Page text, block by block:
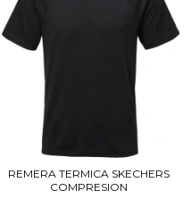
REMERA TERMICA SKECHERS
COMPRESION